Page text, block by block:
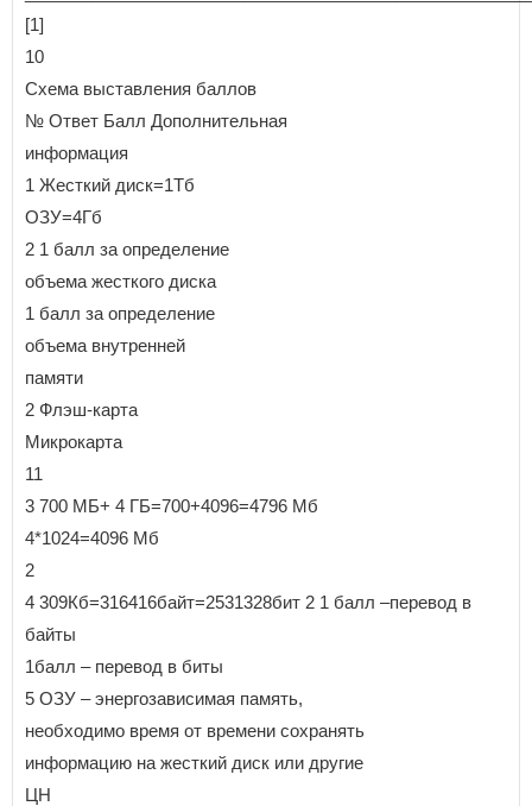
[1]
10
Схема выставления баллов
№ Ответ Балл Дополнительная
информация
1 Жесткий диск=1Тб
ОЗУ=4Гб
2 1 балл за определение
объема жесткого диска
1 балл за определение
объема внутренней
памяти
2 Флэш-карта
Микрокарта
11
3 700 МБ+ 4 ГБ=700+4096=4796 Мб
4*1024=4096 Мб
2
4 309Кб=316416байт=2531328бит 2 1 балл –перевод в
байты
1балл – перевод в биты
5 ОЗУ – энергозависимая память,
необходимо время от времени сохранять
информацию на жесткий диск или другие
ЦН